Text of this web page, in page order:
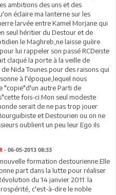
ambitions des uns et des
éclaire ma lanterne sur les
larvée entre Kamel Morjane qui
seul héritier du Destour et de
le Maghreb,ne laisse guère
lui rappeler son passé RCDeiste
claqué la porte à la veille de
Nida Tounes pour des raisons qui
à l'époque,lequel nous
"copie"d'un autre Parti de
fois-ci.Mon seul modeste
serait de ne pas trop jouer
et Destourien ou on ne
oublient un peu leur Ego ils
- 06-05-2013 08:33
formation destourienne.Elle
part dans la lutte pour réaliser
du 14 janvier 2011: la
c'est-à-dire le noble